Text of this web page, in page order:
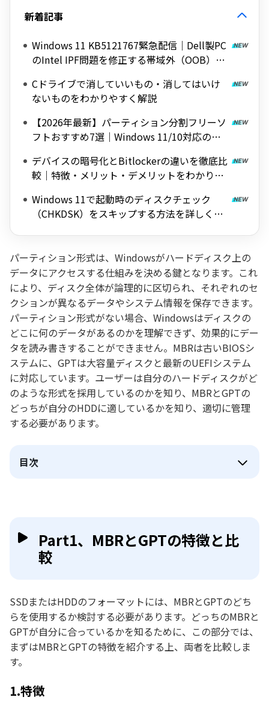
新着記事
Windows 11 KB5121767緊急配信｜Dell製PC
のIntel IPF問題を修正する帯域外（OOB）ア
Cドライブで消していいもの・消してはいけ
ないものをわかりやすく解説
【2026年最新】パーティション分割フリーソ
フトおすすめ7選｜Windows 11/10対応の無
デバイスの暗号化とBitlockerの違いを徹底比
較｜特徴・メリット・デメリットをわかりや
Windows 11で起動時のディスクチェック
（CHKDSK）をスキップする方法を詳しく解
パーティション形式は、Windowsがハードディスク上の
データにアクセスする仕組みを決める鍵となります。これ
により、ディスク全体が論理的に区切られ、それぞれのセ
クションが異なるデータやシステム情報を保存できます。
パーティション形式がない場合、Windowsはディスクの
どこに何のデータがあるのかを理解できず、効果的にデー
タを読み書きすることができません。MBRは古いBIOSシ
ステムに、GPTは大容量ディスクと最新のUEFIシステム
に対応しています。ユーザーは自分のハードディスクがど
のような形式を採用しているのかを知り、MBRとGPTの
どっちが自分のHDDに適しているかを知り、適切に管理
する必要があります。
目次
Part1、MBRとGPTの特徴と比
較
SSDまたはHDDのフォーマットには、MBRとGPTのどち
らを使用するか検討する必要があります。どっちのMBRと
GPTが自分に合っているかを知るために、この部分では、
まずはMBRとGPTの特徴を紹介する上、両者を比較しま
す。
1.特徴